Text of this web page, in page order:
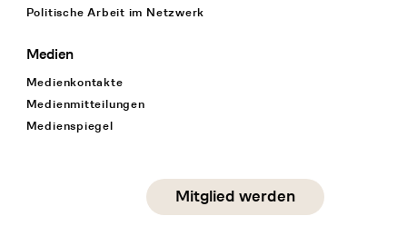
Politische Arbeit im Netzwerk
Medien
Medienkontakte
Medienmitteilungen
Medienspiegel
Social Media
linkedin
Mitglied werden